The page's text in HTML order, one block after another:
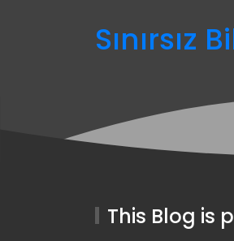
Sınırsız
This Blog is